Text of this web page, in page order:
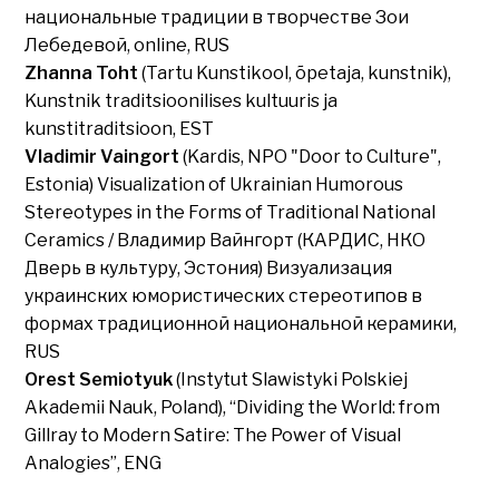
национальные традиции в творчестве Зои
Лебедевой, online, RUS
Zhanna Toht(Tartu Kunstikool, õpetaja, kunstnik),
Kunstnik traditsioonilises kultuuris ja
kunstitraditsioon, EST
Vladimir Vaingort(Kardis, NPO "Door to Culture",
Estonia) Visualization of Ukrainian Humorous
Stereotypes in the Forms of Traditional National
Ceramics / Владимир Вайнгорт (КАРДИС, НКО
Дверь в культуру, Эстония) Визуализация
украинских юмористических стереотипов в
формах традиционной национальной керамики,
RUS
Orest Semiotyuk(Instytut Slawistyki Polskiej
Akademii Nauk, Poland), “Dividing the World: from
Gillray to Modern Satire: The Power of Visual
Analogies”, ENG